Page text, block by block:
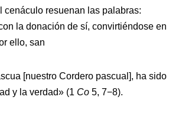
cenáculo resuenan las palabras:
la donación de sí, convirtiéndose en
ello, san
[nuestro Cordero pascual], ha sido
y la verdad» (1 Co 5, 7−8).